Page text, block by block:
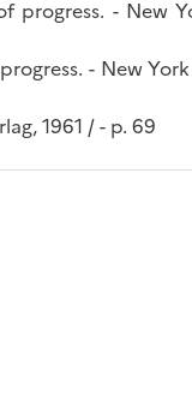
progress. - New
- New
1961 / - p. 69